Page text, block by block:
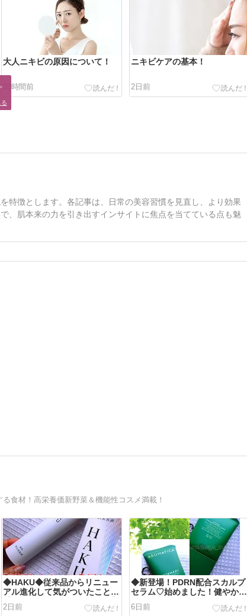
大人ニキビの原因について！
33時間前
ニキビケアの基本！
2日前
特徴とします。各記事は、日常の美容習慣を見直し、より効果
、肌本来の力を引き出すインサイトに焦点を当てている点も魅
食材！高栄養価新野菜＆機能性コスメ満載！
◆HAKU◆従来品からリニュー
アル進化して気がついたこと
【HAKUメラノフォーカスIV 】
◆
2日前
◆新登場！PDRN配合スカルプ
セラム♡始めました！健やかな
頭皮へ導く強化ルーティン◆
6日前
る